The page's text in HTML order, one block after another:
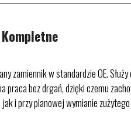
Kompletne
w standardzie OE.
bez drgań, dzięki czemu
i przy planowej wymianie